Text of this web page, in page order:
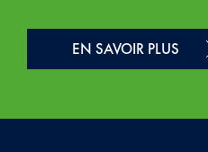
EN SAVOIR PLUS